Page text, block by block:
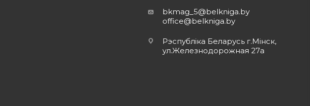
bkmag_5@belkniga.by
office@belkniga.by
Рэспубліка Беларусь г.Мінск,
ул.Железнодорожная 27а